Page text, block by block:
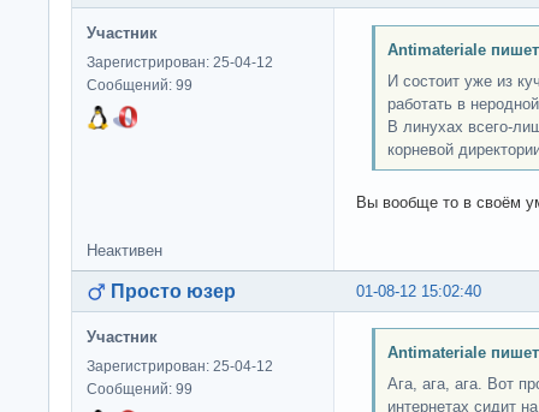
Участник
Зарегистрирован: 25-04-12
Сообщений: 99
Antimateriale
И состоит уже из
работать в
В линухах всего-
корневой
Вы вообще то в своём
Неактивен
01-08-12 15:02:40
Просто юзер
Участник
Зарегистрирован: 25-04-12
Сообщений: 99
Antimateriale
Ага, ага, ага. Вот
интернетах сидит